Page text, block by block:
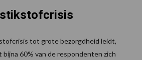
tot grote bezorgdheid leidt,
60% van de respondenten zich